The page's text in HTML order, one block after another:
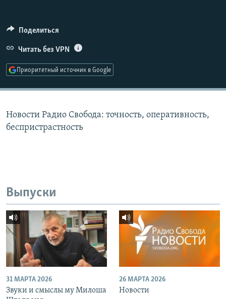
ПОДПИШИТЕСЬ НА РАССЫЛКУ
СОЦИАЛЬНЫЕ СЕТИ
Поделиться
Читать без VPN
Приоритетный источник в Google
Новости Радио Свобода: точность, оперативность,
беспристрастность
Выпуски
31 МАРТА 2026
Звуки и смыслы му Милоша
26 МАРТА 2026
Новости